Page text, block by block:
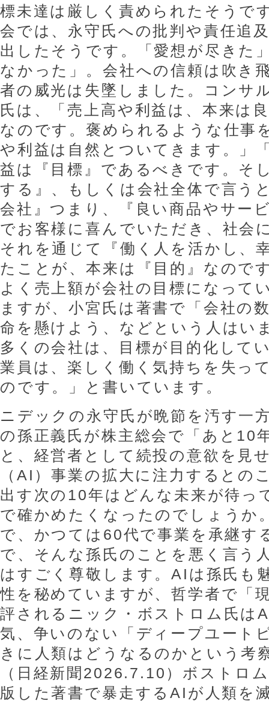
標未達は厳しく責められたそうで
会では、永守氏への批判や責任追
出したそうです。「愛想が尽きた
なかった」。会社への信頼は吹き
者の威光は失墜しました。コンサ
氏は、「売上高や利益は、本来は
なのです。褒められるような仕事
や利益は自然とついてきます。」
益は『目標』であるべきです。そ
する』、もしくは会社全体で言う
会社』つまり、『良い商品やサー
でお客様に喜んでいただき、社会
それを通じて『働く人を活かし、
たことが、本来は『目的』なので
よく売上額が会社の目標になって
ますが、小宮氏は著書で「会社の
命を懸けよう、などという人はい
多くの会社は、目標が目的化して
業員は、楽しく働く気持ちを失っ
のです。」と書いています。
ニデックの永守氏が晩節を汚す一
の孫正義氏が株主総会で「あと10
と、経営者として続投の意欲を見
（AI）事業の拡大に注力するとの
出す次の10年はどんな未来が待っ
で確かめたくなったのでしょうか
で、かつては60代で事業を承継す
で、そんな孫氏のことを悪く言う
はすごく尊敬します。AIは孫氏も
性を秘めていますが、哲学者で「
評されるニック・ボストロム氏は
気、争いのない「ディープユート
きに人類はどうなるのかという考
（日経新聞2026.7.10）ボストロ
版した著書で暴走するAIが人類を